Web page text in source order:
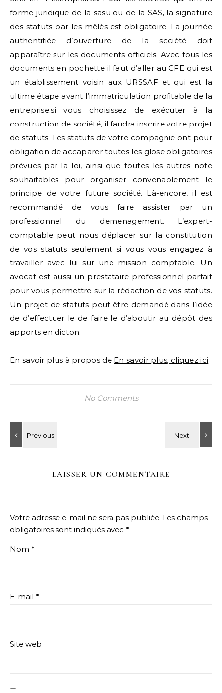
forme juridique de la sasu ou de la SAS, la signature
des statuts par les mêlés est obligatoire. La journée
authentifiée d’ouverture de la société doit
apparaître sur les documents officiels. Avec tous les
documents en pochette il faut d’aller au CFE qui est
un établissement voisin aux URSSAF et qui est la
ultime étape avant l’immatriculation profitable de la
entreprise.si vous choisissez de exécuter à la
construction de société, il faudra inscrire votre projet
de statuts. Les statuts de votre compagnie ont pour
obligation de accaparer toutes les glose obligatoires
prévues par la loi, ainsi que toutes les autres note
souhaitables pour organiser convenablement le
principe de votre future société. Là-encore, il est
recommandé de vous faire assister par un
professionnel du demenagement. L’expert-
comptable peut nous déplacer sur la constitution
de vos statuts seulement si vous vous engagez à
travailler avec lui sur une mission comptable. Un
avocat est aussi un prestataire professionnel parfait
pour vous permettre sur la rédaction de vos statuts.
Un projet de statuts peut être demandé dans l’idée
de d’effectuer le de faire le d’aboutir au dépôt des
apports en dicton.
En savoir plus à propos de En savoir plus, cliquez ici
No Comments
LAISSER UN COMMENTAIRE
Votre adresse e-mail ne sera pas publiée. Les champs
obligatoires sont indiqués avec *
Nom *
E-mail *
Site web